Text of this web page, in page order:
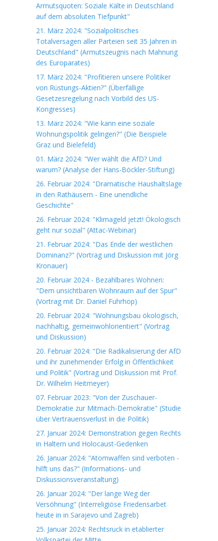
Armutsquoten: Soziale Kälte in Deutschland
auf dem absoluten Tiefpunkt"
21. März 2024: "Sozialpolitisches
Totalversagen aller Parteien seit 35 Jahren in
Deutschland" (Armutszeugnis nach Mahnung
des Europarates)
17. März 2024: "Profitieren unsere Politiker
von Rüstungs-Aktien?" (Überfällige
Gesetzesregelung nach Vorbild des US-
Kongresses)
13. März 2024: "Wie kann eine soziale
Wohnungspolitik gelingen?" (Die Beispiele
Graz und Bielefeld)
01. März 2024: "Wer wählt die AfD? Und
warum? (Analyse der Hans-Böckler-Stiftung)
26. Februar 2024: "Dramatische Haushaltslage
in den Rathäusern - Eine unendliche
Geschichte"
26. Februar 2024: "Klimageld jetzt! Ökologisch
geht nur sozial" (Attac-Webinar)
21. Februar 2024: "Das Ende der westlichen
Dominanz?" (Vortrag und Diskussion mit Jörg
Kronauer)
20. Februar 2024 - Bezahlbares Wohnen:
"Dem unsichtbaren Wohnraum auf der Spur"
(Vortrag mit Dr. Daniel Fuhrhop)
20. Februar 2024: "Wohnungsbau ökologisch,
nachhaltig, gemeinwohlorientiert" (Vortrag
und Diskussion)
20. Februar 2024: "Die Radikalisierung der AfD
und ihr zunehmender Erfolg in Öffentlichkeit
und Politik" (Vortrag und Diskussion mit Prof.
Dr. Wilhelm Heitmeyer)
07. Februar 2023: "Von der Zuschauer-
Demokratie zur Mitmach-Demokratie" (Studie
über Vertrauensverlust in die Politik)
27. Januar 2024: Demonstration gegen Rechts
in Haltern und Holocaust-Gedenken
26. Januar 2024: "Atomwaffen sind verboten -
hilft uns das?" (Informations- und
Diskussionsveranstaltung)
26. Januar 2024: "Der lange Weg der
Versöhnung" (Interreligiöse Friedensarbet
heute in in Sarajevo und Zagreb)
25. Januar 2024: Rechtsruck in etablierter